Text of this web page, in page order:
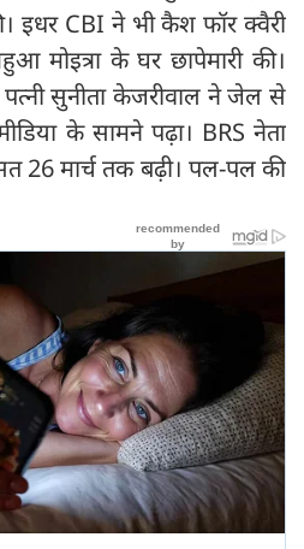
इधर CBI ने भी कैश फॉर क्वैरी
मोइत्रा के घर छापेमारी की।
सुनीता केजरीवाल ने जेल से
के सामने पढ़ा। BRS नेता
26 मार्च तक बढ़ी। पल-पल की